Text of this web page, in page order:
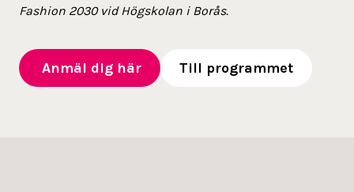
Fashion 2030 vid Högskolan i Borås.
Anmäl dig här Till programmet